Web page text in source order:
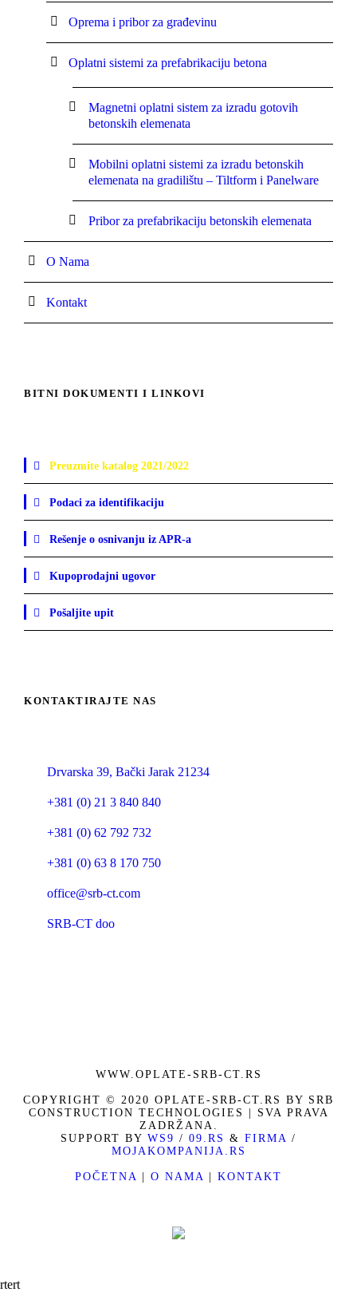
Oprema i pribor za građevinu
Oplatni sistemi za prefabrikaciju betona
Magnetni oplatni sistem za izradu gotovih
betonskih elemenata
Mobilni oplatni sistemi za izradu betonskih
elemenata na gradilištu – Tiltform i Panelware
Pribor za prefabrikaciju betonskih elemenata
O Nama
Kontakt
BITNI DOKUMENTI I LINKOVI
Preuzmite katalog 2021/2022
Podaci za identifikaciju
Rešenje o osnivanju iz APR-a
Kupoprodajni ugovor
Pošaljite upit
KONTAKTIRAJTE NAS
Drvarska 39, Bački Jarak 21234
+381 (0) 21 3 840 840
+381 (0) 62 792 732
+381 (0) 63 8 170 750
office@srb-ct.com
SRB-CT doo
WWW.OPLATE-SRB-CT.RS
COPYRIGHT © 2020 OPLATE-SRB-CT.RS BY SRB
CONSTRUCTION TECHNOLOGIES | SVA PRAVA
ZADRŽANA.
SUPPORT BY WS9 / 09.RS & FIRMA /
MOJAKOMPANIJA.RS
POČETNA O NAMA KONTAKT
rtert